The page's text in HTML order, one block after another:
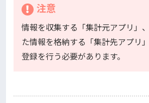
注意
情報を収集する「集計元アプリ」
た情報を格納する「集計先アプリ
登録を行う必要があります。